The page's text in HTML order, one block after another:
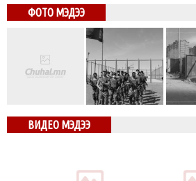
ФОТО МЭДЭЭ
ВИДЕО МЭДЭЭ